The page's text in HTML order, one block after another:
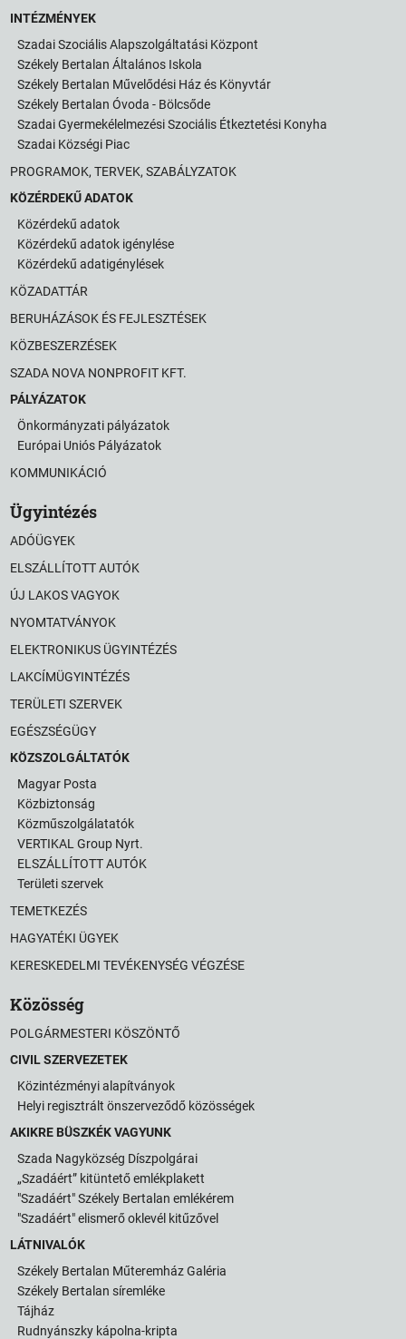
INTÉZMÉNYEK
Szadai Szociális Alapszolgáltatási Központ
Székely Bertalan Általános Iskola
Székely Bertalan Művelődési Ház és Könyvtár
Székely Bertalan Óvoda - Bölcsőde
Szadai Gyermekélelmezési Szociális Étkeztetési Konyha
Szadai Községi Piac
PROGRAMOK, TERVEK, SZABÁLYZATOK
KÖZÉRDEKŰ ADATOK
Közérdekű adatok
Közérdekű adatok igénylése
Közérdekű adatigénylések
KÖZADATTÁR
BERUHÁZÁSOK ÉS FEJLESZTÉSEK
KÖZBESZERZÉSEK
SZADA NOVA NONPROFIT KFT.
PÁLYÁZATOK
Önkormányzati pályázatok
Európai Uniós Pályázatok
KOMMUNIKÁCIÓ
Ügyintézés
ADÓÜGYEK
ELSZÁLLÍTOTT AUTÓK
ÚJ LAKOS VAGYOK
NYOMTATVÁNYOK
ELEKTRONIKUS ÜGYINTÉZÉS
LAKCÍMÜGYINTÉZÉS
TERÜLETI SZERVEK
EGÉSZSÉGÜGY
KÖZSZOLGÁLTATÓK
Magyar Posta
Közbiztonság
Közműszolgálatatók
VERTIKAL Group Nyrt.
ELSZÁLLÍTOTT AUTÓK
Területi szervek
TEMETKEZÉS
HAGYATÉKI ÜGYEK
KERESKEDELMI TEVÉKENYSÉG VÉGZÉSE
Közösség
POLGÁRMESTERI KÖSZÖNTŐ
CIVIL SZERVEZETEK
Közintézményi alapítványok
Helyi regisztrált önszerveződő közösségek
AKIKRE BÜSZKÉK VAGYUNK
Szada Nagyközség Díszpolgárai
„Szadáért” kitüntető emlékplakett
"Szadáért" Székely Bertalan emlékérem
"Szadáért" elismerő oklevél kitűzővel
LÁTNIVALÓK
Székely Bertalan Műteremház Galéria
Székely Bertalan síremléke
Tájház
Rudnyánszky kápolna-kripta